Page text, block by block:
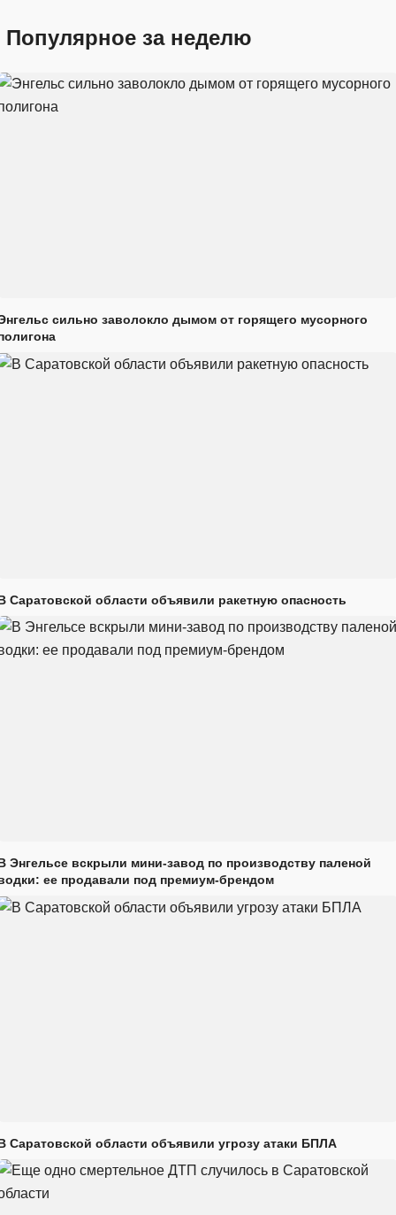
Популярное за неделю
сильно заволокло дымом от горящего мусорного
Саратовской области объявили ракетную опасность
Энгельсе вскрыли мини-завод по производству паленой
ее продавали под премиум-брендом
Саратовской области объявили угрозу атаки БПЛА